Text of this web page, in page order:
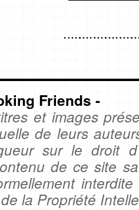
Friends -
et images
de leurs
sur le droit
de ce site
la Propriété